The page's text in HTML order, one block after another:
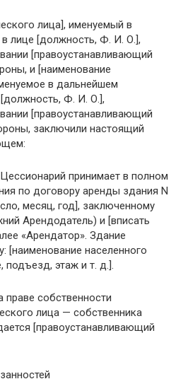
лица], именуемый в
лице [должность, Ф. И. О.],
[правоустанавливающий
и [наименование
в дальнейшем
Ф. И. О.],
[правоустанавливающий
заключили настоящий
принимает в полном
по договору аренды здания N
месяц, год], заключенному
Арендодатель) и [вписать
«Арендатор». Здание
[наименование населенного
подъезд, этаж и т. д.].
собственности
лица — собственника
[правоустанавливающий